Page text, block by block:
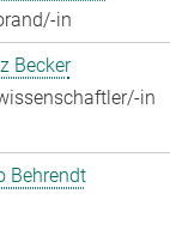
in
Becker
in
Behrendt